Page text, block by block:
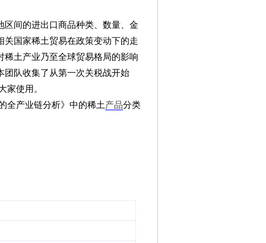
间的进出口商品种类、数量、金
国家稀土贸易在政策变动下的走
土产业乃至全球贸易格局的影响
团队收集了从第一次关税战开始
家使用。
全产业链分析》中的稀土产品分类